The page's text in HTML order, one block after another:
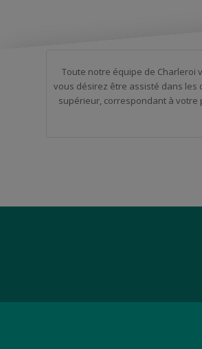
Toute notre équipe de Charleroi
vous désirez être assisté dans les
supérieur, correspondant à votre